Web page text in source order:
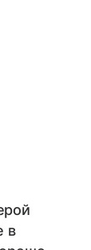
в